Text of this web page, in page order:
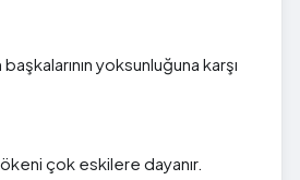
yoksunluğuna karşı
çok eskilere dayanır.